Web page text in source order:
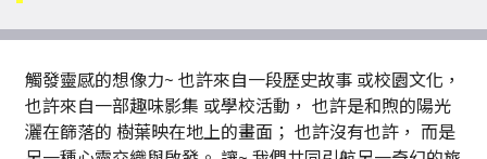
觸發靈感的想像力~ 也許來自一段歷史故事 或校園文化，
也許來自一部趣味影集 或學校活動， 也許是和煦的陽光
灑在篩落的 樹葉映在地上的畫面； 也許沒有也許， 而是